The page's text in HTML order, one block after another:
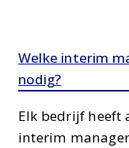
Welke interim
nodig?
Elk bedrijf heeft
interim